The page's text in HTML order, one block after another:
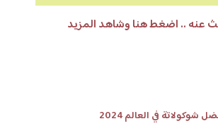
عنه .. اضغط هنا وشاهد المزيد
شوكولاتة في العالم 2024